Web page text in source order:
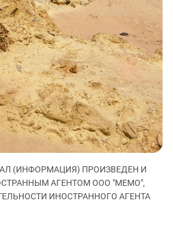
ЗАСТАВЛЯЕТ
КАВКАЗ ЗА ПАЛЕСТИНУ
ИНАКОМЫСЛИЕ В ЧЕЧНЕ
ПРЕСЛЕДОВАНИЕ АКТИВИСТОВ
МОБИЛИЗАЦИЯ И ПРОТЕСТЫ
(ИНФОРМАЦИЯ) ПРОИЗВЕДЕН И
АГЕНТОМ ООО "МЕМО",
ИНОСТРАННОГО АГЕНТА